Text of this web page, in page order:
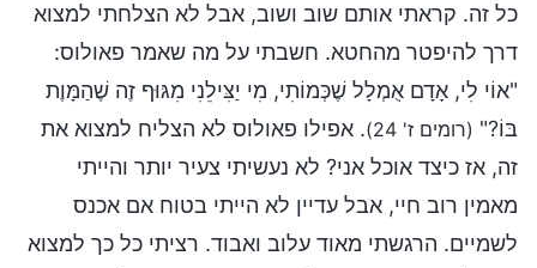
כל זה. קראתי אותם שוב ושוב, אבל לא הצלחתי למצוא
דרך להיפטר מהחטא. חשבתי על מה שאמר פאולוס:
"אוֹי לִי, אָדָם אֻמְלָל שֶׁכְּמוֹתִי, מִי יַצִּילֵנִי מִגּוּף זֶה שֶׁהַמָּוֶת
בּוֹ?" (רומים ז' 24)
. אפילו פאולוס לא הצליח למצוא את
זה, אז כיצד אוכל אני? לא נעשיתי צעיר יותר והייתי
מאמין רוב חיי, אבל עדיין לא הייתי בטוח אם אכנס
לשמיים. הרגשתי מאוד עלוב ואבוד. רציתי כל כך למצוא